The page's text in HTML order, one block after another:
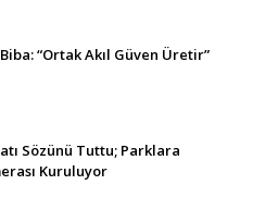
“Ortak Akıl Güven Üretir”
Sözünü Tuttu; Parklara
Kuruluyor